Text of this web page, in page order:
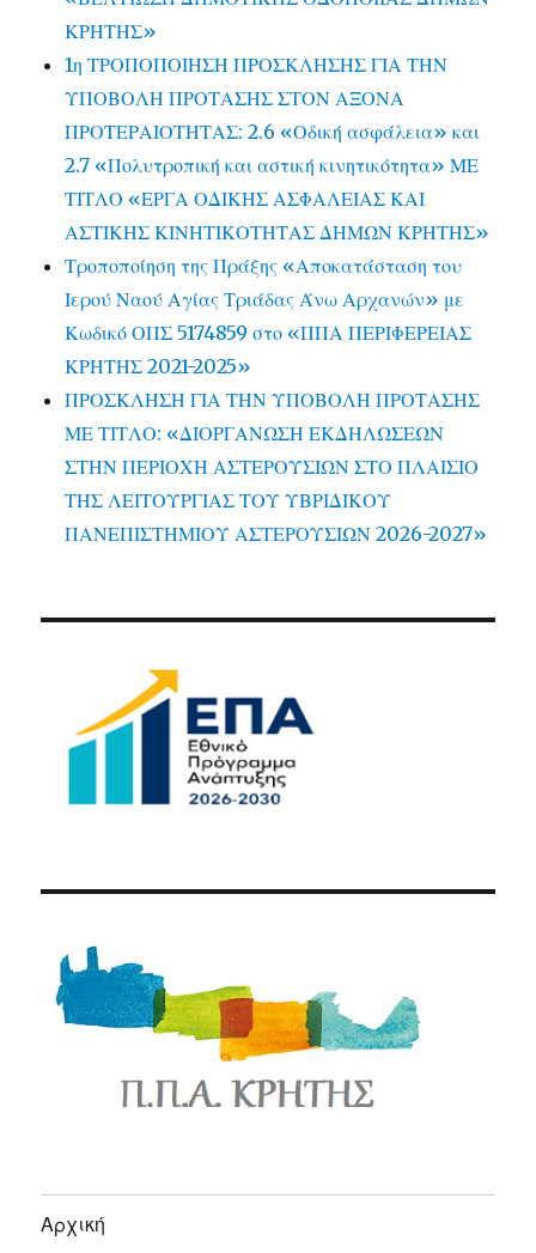
ΚΡΗΤΗΣ»
1η ΤΡΟΠΟΠΟΙΗΣΗ ΠΡΟΣΚΛΗΣΗΣ ΓΙΑ ΤΗΝ
ΥΠΟΒΟΛΗ ΠΡΟΤΑΣΗΣ ΣΤΟΝ ΑΞΟΝΑ
ΠΡΟΤΕΡΑΙΟΤΗΤΑΣ: 2.6 «Οδική ασφάλεια» και
2.7 «Πολυτροπική και αστική κινητικότητα» ΜΕ
ΤΙΤΛΟ «ΕΡΓΑ ΟΔΙΚΗΣ ΑΣΦΑΛΕΙΑΣ ΚΑΙ
ΑΣΤΙΚΗΣ ΚΙΝΗΤΙΚΟΤΗΤΑΣ ΔΗΜΩΝ ΚΡΗΤΗΣ»
Τροποποίηση της Πράξης «Αποκατάσταση του
Ιερού Ναού Αγίας Τριάδας Άνω Αρχανών» με
Κωδικό ΟΠΣ 5174859 στο «ΠΠΑ ΠΕΡΙΦΕΡΕΙΑΣ
ΚΡΗΤΗΣ 2021-2025»
ΠΡΟΣΚΛΗΣΗ ΓΙΑ ΤΗΝ ΥΠΟΒΟΛΗ ΠΡΟΤΑΣΗΣ
ΜΕ ΤΙΤΛΟ: «ΔΙΟΡΓΑΝΩΣΗ ΕΚΔΗΛΩΣΕΩΝ
ΣΤΗΝ ΠΕΡΙΟΧΗ ΑΣΤΕΡΟΥΣΙΩΝ ΣΤΟ ΠΛΑΙΣΙΟ
ΤΗΣ ΛΕΙΤΟΥΡΓΙΑΣ ΤΟΥ ΥΒΡΙΔΙΚΟΥ
ΠΑΝΕΠΙΣΤΗΜΙΟΥ ΑΣΤΕΡΟΥΣΙΩΝ 2026-2027»
Αρχική